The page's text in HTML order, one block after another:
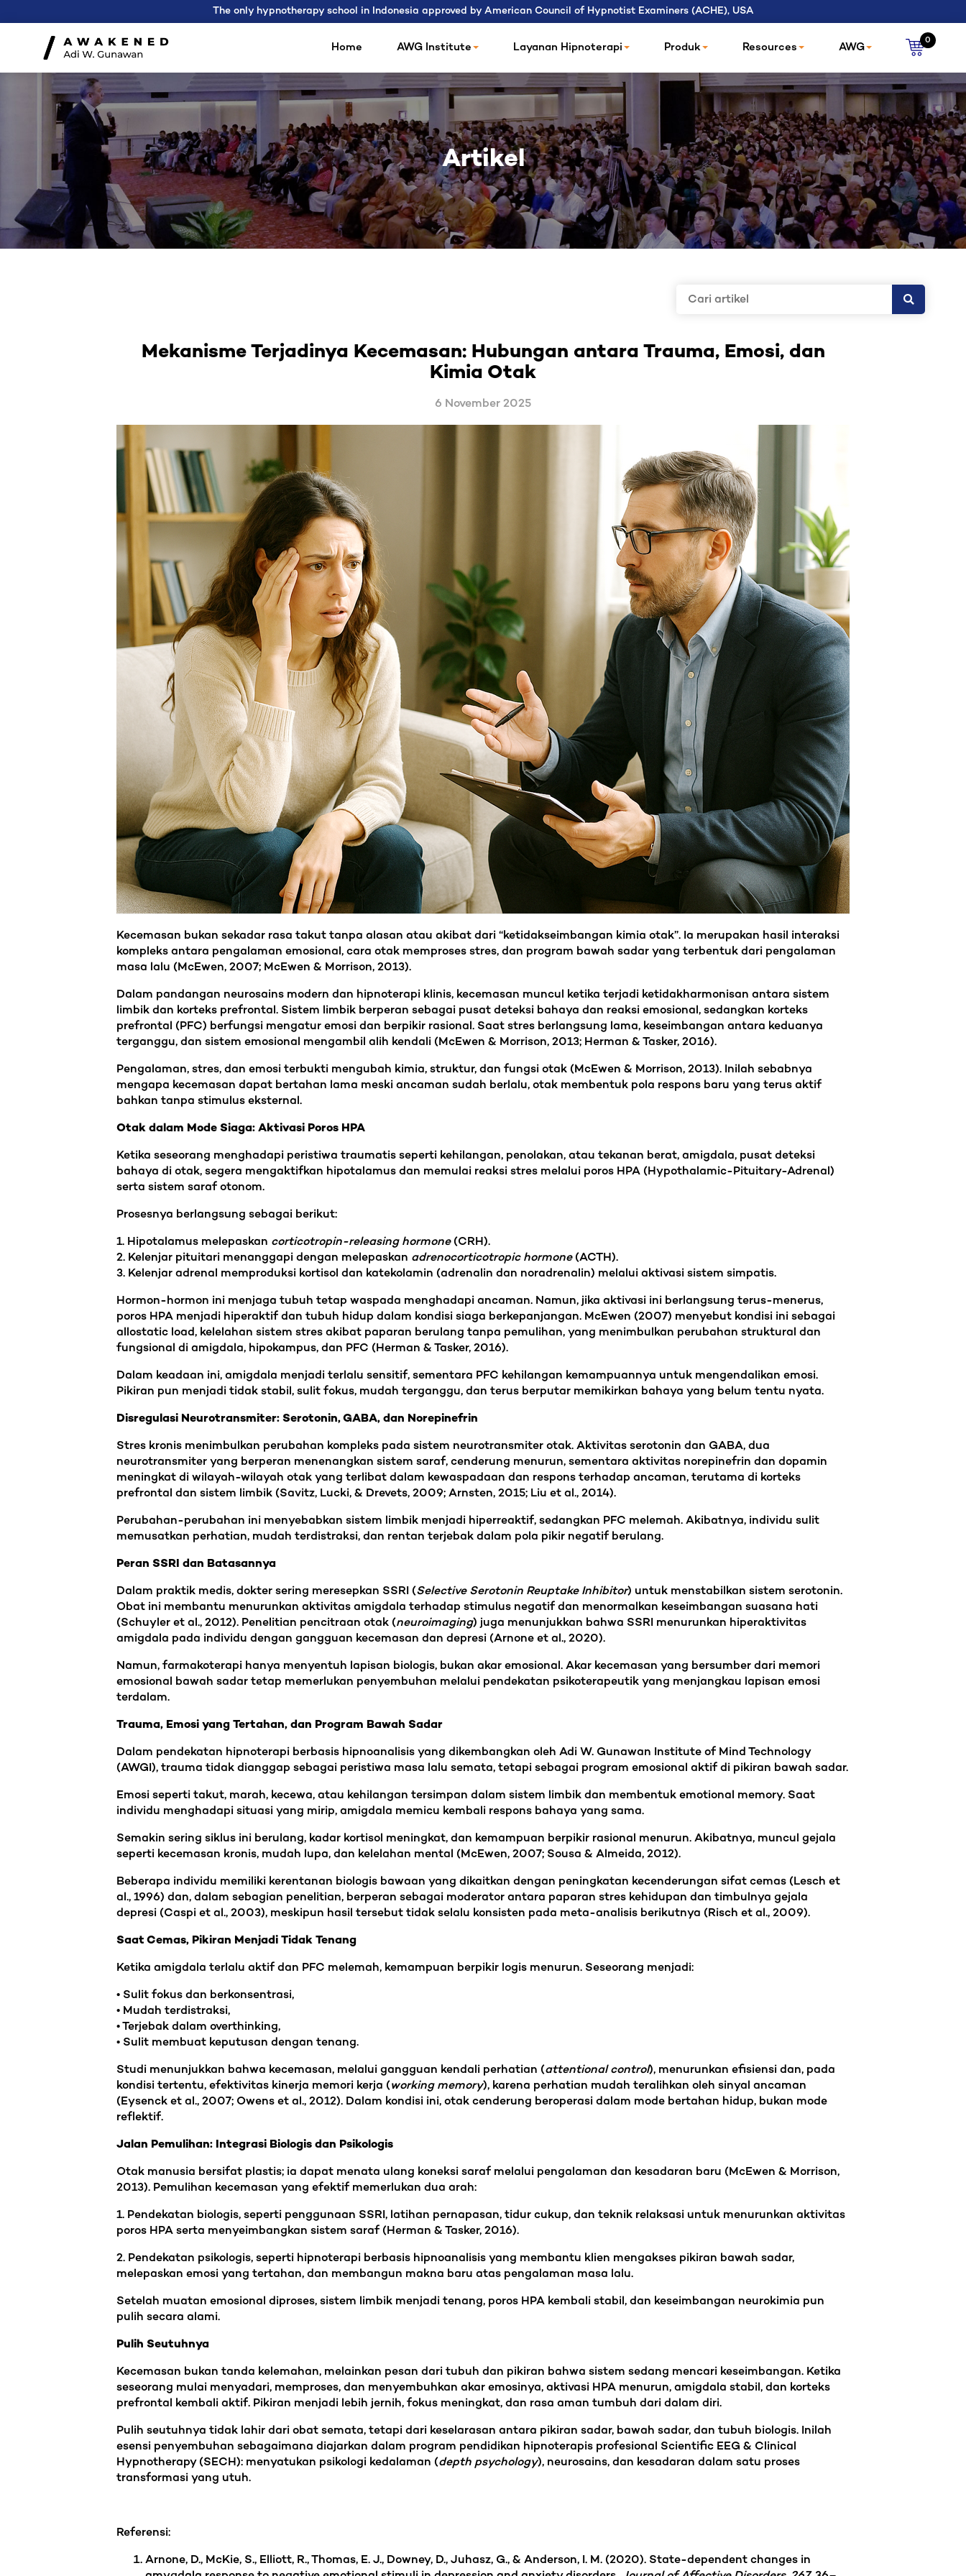
The only hypnotherapy school in Indonesia approved by American Council of Hypnotist Examiners (ACHE), USA
0
Home AWG Institute Layanan Hipnoterapi Produk Resources AWG
Artikel
Mekanisme Terjadinya Kecemasan: Hubungan antara Trauma, Emosi, dan
Kimia Otak
6 November 2025
Kecemasan bukan sekadar rasa takut tanpa alasan atau akibat dari “ketidakseimbangan kimia otak”. Ia merupakan hasil interaksi
kompleks antara pengalaman emosional, cara otak memproses stres, dan program bawah sadar yang terbentuk dari pengalaman
masa lalu (McEwen, 2007; McEwen & Morrison, 2013).
Dalam pandangan neurosains modern dan hipnoterapi klinis, kecemasan muncul ketika terjadi ketidakharmonisan antara sistem
limbik dan korteks prefrontal. Sistem limbik berperan sebagai pusat deteksi bahaya dan reaksi emosional, sedangkan korteks
prefrontal (PFC) berfungsi mengatur emosi dan berpikir rasional. Saat stres berlangsung lama, keseimbangan antara keduanya
terganggu, dan sistem emosional mengambil alih kendali (McEwen & Morrison, 2013; Herman & Tasker, 2016).
Pengalaman, stres, dan emosi terbukti mengubah kimia, struktur, dan fungsi otak (McEwen & Morrison, 2013). Inilah sebabnya
mengapa kecemasan dapat bertahan lama meski ancaman sudah berlalu, otak membentuk pola respons baru yang terus aktif
bahkan tanpa stimulus eksternal.
Otak dalam Mode Siaga: Aktivasi Poros HPA
Ketika seseorang menghadapi peristiwa traumatis seperti kehilangan, penolakan, atau tekanan berat, amigdala, pusat deteksi
bahaya di otak, segera mengaktifkan hipotalamus dan memulai reaksi stres melalui poros HPA (Hypothalamic-Pituitary-Adrenal)
serta sistem saraf otonom.
Prosesnya berlangsung sebagai berikut:
1. Hipotalamus melepaskan corticotropin-releasing hormone(CRH).
2. Kelenjar pituitari menanggapi dengan melepaskan adrenocorticotropic hormone(ACTH).
3. Kelenjar adrenal memproduksi kortisol dan katekolamin (adrenalin dan noradrenalin) melalui aktivasi sistem simpatis.
Hormon-hormon ini menjaga tubuh tetap waspada menghadapi ancaman. Namun, jika aktivasi ini berlangsung terus-menerus,
poros HPA menjadi hiperaktif dan tubuh hidup dalam kondisi siaga berkepanjangan. McEwen (2007) menyebut kondisi ini sebagai
allostatic load, kelelahan sistem stres akibat paparan berulang tanpa pemulihan, yang menimbulkan perubahan struktural dan
fungsional di amigdala, hipokampus, dan PFC (Herman & Tasker, 2016).
Dalam keadaan ini, amigdala menjadi terlalu sensitif, sementara PFC kehilangan kemampuannya untuk mengendalikan emosi.
Pikiran pun menjadi tidak stabil, sulit fokus, mudah terganggu, dan terus berputar memikirkan bahaya yang belum tentu nyata.
Disregulasi Neurotransmiter: Serotonin, GABA, dan Norepinefrin
Stres kronis menimbulkan perubahan kompleks pada sistem neurotransmiter otak. Aktivitas serotonin dan GABA, dua
neurotransmiter yang berperan menenangkan sistem saraf, cenderung menurun, sementara aktivitas norepinefrin dan dopamin
meningkat di wilayah-wilayah otak yang terlibat dalam kewaspadaan dan respons terhadap ancaman, terutama di korteks
prefrontal dan sistem limbik (Savitz, Lucki, & Drevets, 2009; Arnsten, 2015; Liu et al., 2014).
Perubahan-perubahan ini menyebabkan sistem limbik menjadi hiperreaktif, sedangkan PFC melemah. Akibatnya, individu sulit
memusatkan perhatian, mudah terdistraksi, dan rentan terjebak dalam pola pikir negatif berulang.
Peran SSRI dan Batasannya
Dalam praktik medis, dokter sering meresepkan SSRI (Selective Serotonin Reuptake Inhibitor) untuk menstabilkan sistem serotonin.
Obat ini membantu menurunkan aktivitas amigdala terhadap stimulus negatif dan menormalkan keseimbangan suasana hati
(Schuyler et al., 2012). Penelitian pencitraan otak (neuroimaging) juga menunjukkan bahwa SSRI menurunkan hiperaktivitas
amigdala pada individu dengan gangguan kecemasan dan depresi (Arnone et al., 2020).
Namun, farmakoterapi hanya menyentuh lapisan biologis, bukan akar emosional. Akar kecemasan yang bersumber dari memori
emosional bawah sadar tetap memerlukan penyembuhan melalui pendekatan psikoterapeutik yang menjangkau lapisan emosi
terdalam.
Trauma, Emosi yang Tertahan, dan Program Bawah Sadar
Dalam pendekatan hipnoterapi berbasis hipnoanalisis yang dikembangkan oleh Adi W. Gunawan Institute of Mind Technology
(AWGI), trauma tidak dianggap sebagai peristiwa masa lalu semata, tetapi sebagai program emosional aktif di pikiran bawah sadar.
Emosi seperti takut, marah, kecewa, atau kehilangan tersimpan dalam sistem limbik dan membentuk emotional memory. Saat
individu menghadapi situasi yang mirip, amigdala memicu kembali respons bahaya yang sama.
Semakin sering siklus ini berulang, kadar kortisol meningkat, dan kemampuan berpikir rasional menurun. Akibatnya, muncul gejala
seperti kecemasan kronis, mudah lupa, dan kelelahan mental (McEwen, 2007; Sousa & Almeida, 2012).
Beberapa individu memiliki kerentanan biologis bawaan yang dikaitkan dengan peningkatan kecenderungan sifat cemas (Lesch et
al., 1996) dan, dalam sebagian penelitian, berperan sebagai moderator antara paparan stres kehidupan dan timbulnya gejala
depresi (Caspi et al., 2003), meskipun hasil tersebut tidak selalu konsisten pada meta-analisis berikutnya (Risch et al., 2009).
Saat Cemas, Pikiran Menjadi Tidak Tenang
Ketika amigdala terlalu aktif dan PFC melemah, kemampuan berpikir logis menurun. Seseorang menjadi:
• Sulit fokus dan berkonsentrasi,
• Mudah terdistraksi,
• Terjebak dalam overthinking,
• Sulit membuat keputusan dengan tenang.
Studi menunjukkan bahwa kecemasan, melalui gangguan kendali perhatian (attentional control), menurunkan efisiensi dan, pada
kondisi tertentu, efektivitas kinerja memori kerja (working memory), karena perhatian mudah teralihkan oleh sinyal ancaman
(Eysenck et al., 2007; Owens et al., 2012). Dalam kondisi ini, otak cenderung beroperasi dalam mode bertahan hidup, bukan mode
reflektif.
Jalan Pemulihan: Integrasi Biologis dan Psikologis
Otak manusia bersifat plastis; ia dapat menata ulang koneksi saraf melalui pengalaman dan kesadaran baru (McEwen & Morrison,
2013). Pemulihan kecemasan yang efektif memerlukan dua arah:
1. Pendekatan biologis, seperti penggunaan SSRI, latihan pernapasan, tidur cukup, dan teknik relaksasi untuk menurunkan aktivitas
poros HPA serta menyeimbangkan sistem saraf (Herman & Tasker, 2016).
2. Pendekatan psikologis, seperti hipnoterapi berbasis hipnoanalisis yang membantu klien mengakses pikiran bawah sadar,
melepaskan emosi yang tertahan, dan membangun makna baru atas pengalaman masa lalu.
Setelah muatan emosional diproses, sistem limbik menjadi tenang, poros HPA kembali stabil, dan keseimbangan neurokimia pun
pulih secara alami.
Pulih Seutuhnya
Kecemasan bukan tanda kelemahan, melainkan pesan dari tubuh dan pikiran bahwa sistem sedang mencari keseimbangan. Ketika
seseorang mulai menyadari, memproses, dan menyembuhkan akar emosinya, aktivasi HPA menurun, amigdala stabil, dan korteks
prefrontal kembali aktif. Pikiran menjadi lebih jernih, fokus meningkat, dan rasa aman tumbuh dari dalam diri.
Pulih seutuhnya tidak lahir dari obat semata, tetapi dari keselarasan antara pikiran sadar, bawah sadar, dan tubuh biologis. Inilah
esensi penyembuhan sebagaimana diajarkan dalam program pendidikan hipnoterapis profesional Scientific EEG & Clinical
Hypnotherapy (SECH): menyatukan psikologi kedalaman (depth psychology), neurosains, dan kesadaran dalam satu proses
transformasi yang utuh.
Referensi:
Arnone, D., McKie, S., Elliott, R., Thomas, E. J., Downey, D., Juhasz, G., & Anderson, I. M. (2020). State-dependent changes in